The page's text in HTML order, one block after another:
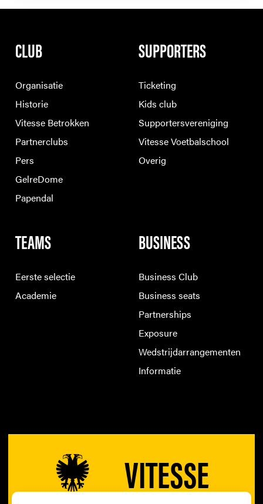
CLUB
Organisatie
Historie
Vitesse Betrokken
Partnerclubs
Pers
GelreDome
Papendal
SUPPORTERS
Ticketing
Kids club
Supportersvereniging
Vitesse Voetbalschool
Overig
TEAMS
Eerste selectie
Academie
BUSINESS
Business Club
Business seats
Partnerships
Exposure
Wedstrijdarrangementen
Informatie
VITESSE